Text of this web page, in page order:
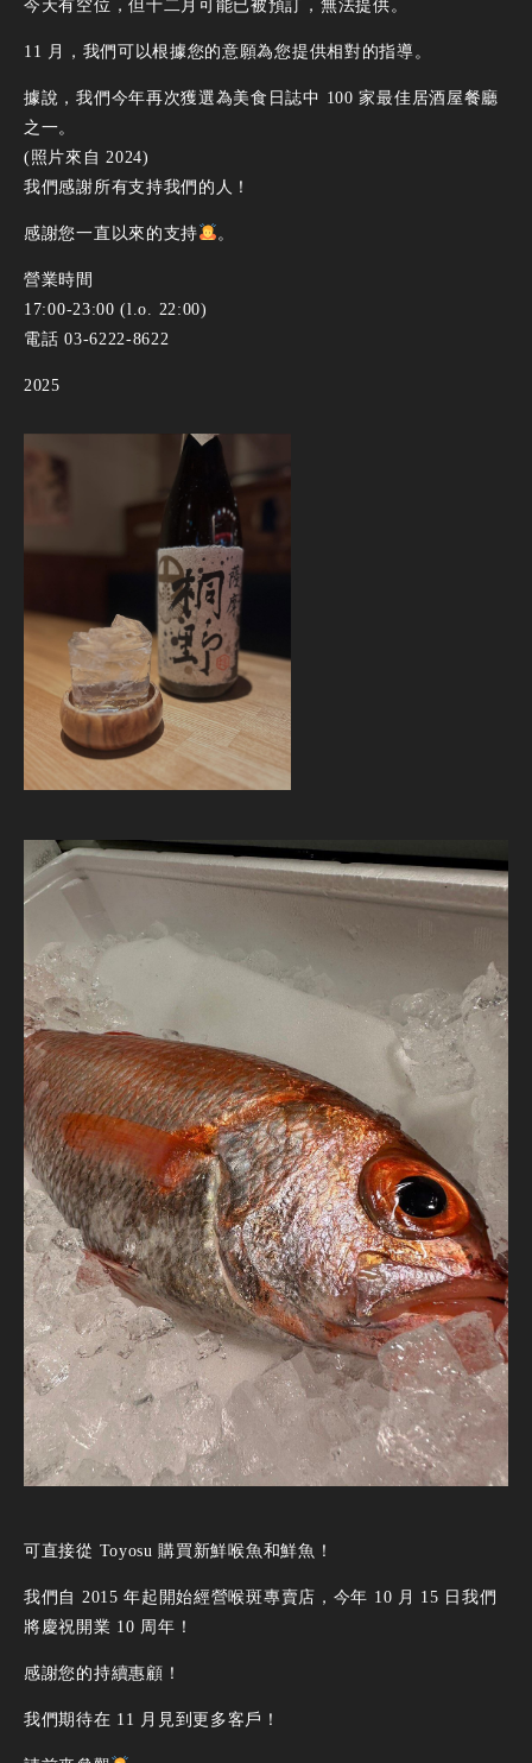
今天有空位，但十二月可能已被預訂，無法提供。
11 月，我們可以根據您的意願為您提供相對的指導。
據說，我們今年再次獲選為美食日誌中 100 家最佳居酒屋餐廳
之一。
(照片來自 2024)
我們感謝所有支持我們的人！
感謝您一直以來的支持 。
營業時間
17:00-23:00 (l.o. 22:00)
電話 03-6222-8622
2025
可直接從 Toyosu 購買新鮮喉魚和鮮魚！
我們自 2015 年起開始經營喉斑專賣店，今年 10 月 15 日我們
將慶祝開業 10 周年！
感謝您的持續惠顧！
我們期待在 11 月見到更多客戶！